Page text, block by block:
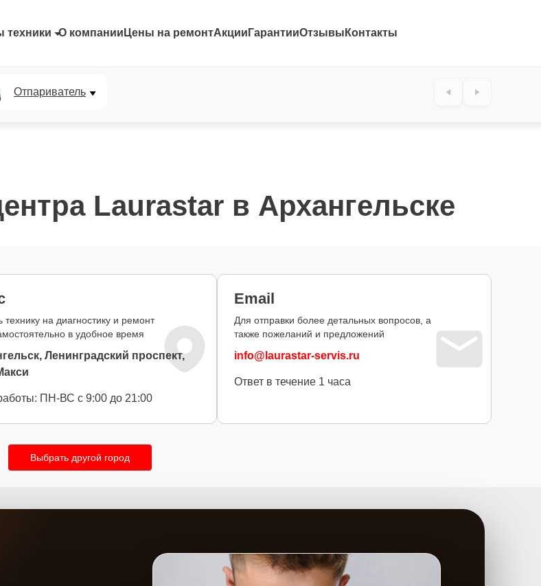
техники О компании Цены на ремонтАкции ГарантииОтзывы Контакты
Отпариватель
Laurastar в Архангельске
технику на диагностику и ремонт
в удобное время
Ленинградский проспект,
ПН-ВС с 9:00 до 21:00
Email
Для отправки более детальных вопросов, а
также пожеланий и предложений
info@laurastar-servis.ru
Ответ в течение 1 часа
Выбрать другой город